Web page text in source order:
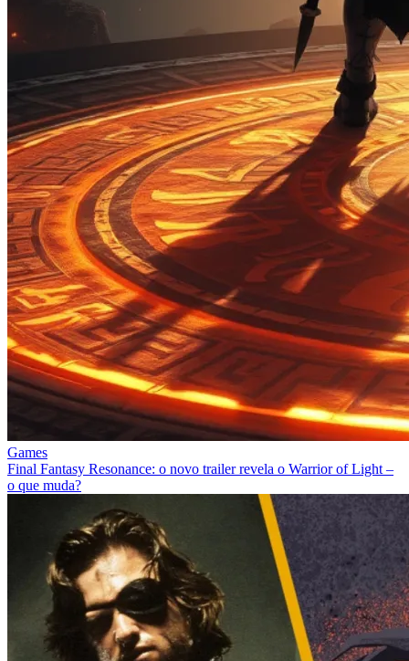
Games
Final Fantasy Resonance: o novo trailer revela o Warrior of Light –
o que muda?